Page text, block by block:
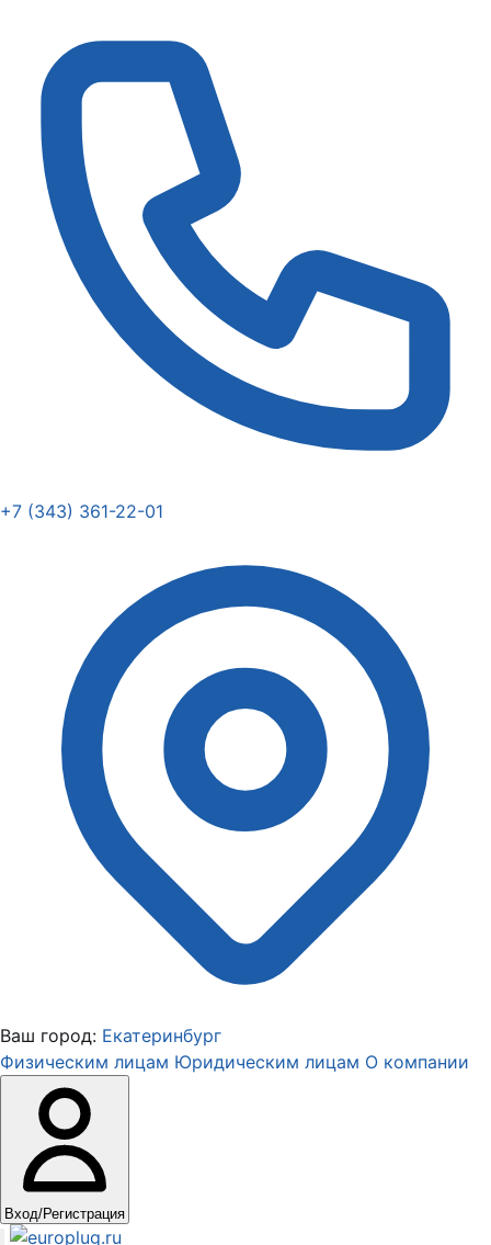
+7 (343) 361-22-01
Ваш город: Екатеринбург
Физическим лицам Юридическим лицам О компании
Вход/Регистрация